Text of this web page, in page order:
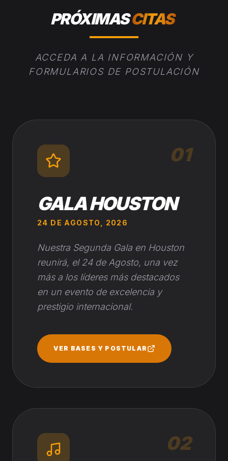
PRÓXIMASCITAS
ACCEDA A LA INFORMACIÓN Y
FORMULARIOS DE POSTULACIÓN
01
GALA HOUSTON
24 DE AGOSTO, 2026
Nuestra Segunda Gala en Houston
reunirá, el 24 de Agosto, una vez
más a los líderes más destacados
en un evento de excelencia y
prestigio internacional.
VER BASES Y POSTULAR
02